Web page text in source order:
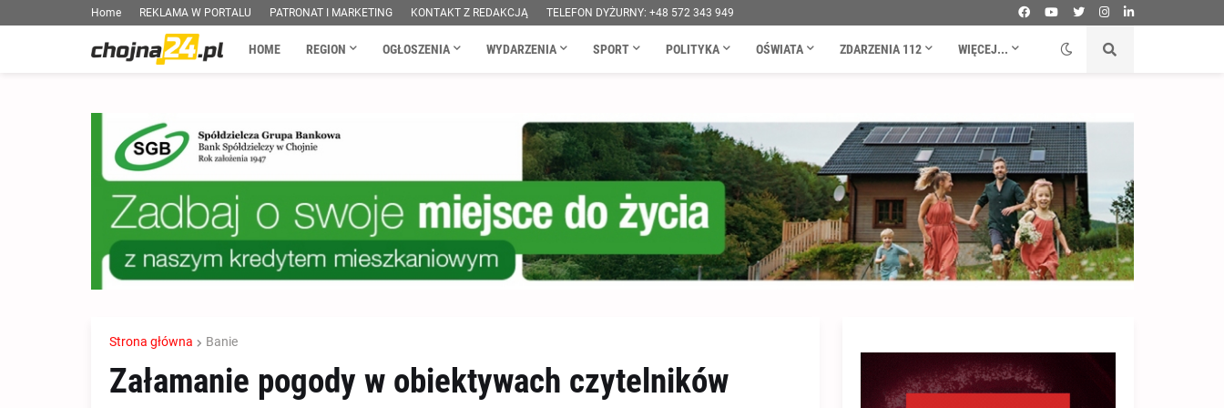
Home REKLAMA W PORTALU PATRONAT I MARKETING KONTAKT Z REDAKCJĄ TELEFON DYŻURNY: +48 572 343 949
HOME REGION OGŁOSZENIA WYDARZENIA SPORT POLITYKA OŚWIATA ZDARZENIA 112 WIĘCEJ...
Strona główna Banie
Załamanie pogody w obiektywach czytelników